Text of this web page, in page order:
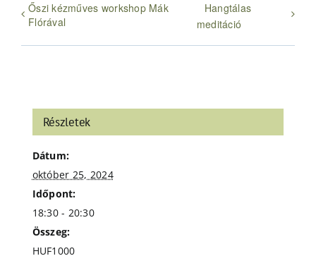
Őszi kézműves workshop Mák
Flórával
Hangtálas
meditáció
Részletek
Dátum:
október 25, 2024
Időpont:
18:30 - 20:30
Összeg:
HUF1000